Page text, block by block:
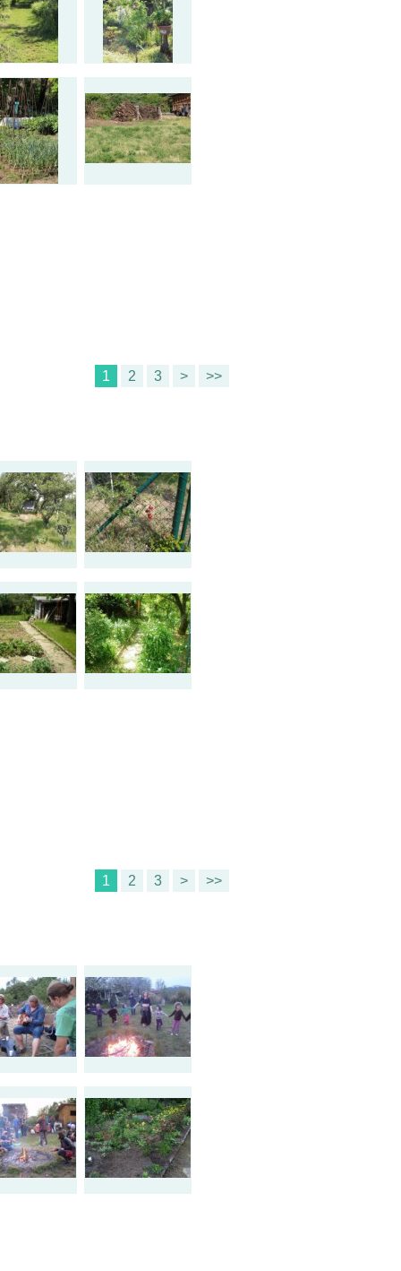
1 2 3 > >>
1 2 3 > >>